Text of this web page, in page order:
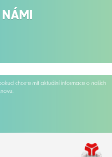
chcete mít aktuální informace o našich